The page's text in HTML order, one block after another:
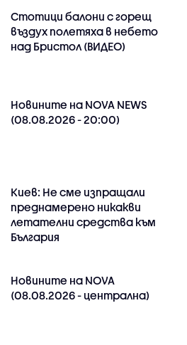
Стотици балони с горещ
въздух полетяха в небето
над Бристол (ВИДЕО)
Новините на NOVA NEWS
(08.08.2026 - 20:00)
Киев: Не сме изпращали
преднамерено никакви
летателни средства към
България
Новините на NOVA
(08.08.2026 - централна)